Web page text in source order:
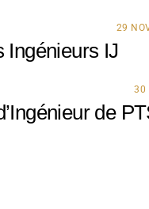
29
Ingénieurs IJ
30
de